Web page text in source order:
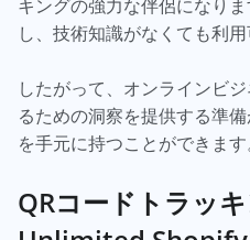
キングの強力な伴侶になり
し、技術知識がなくても利用
したがって、オンラインビ
るための洞察を提供する準
を手元に持つことができます
QRコードトラッ